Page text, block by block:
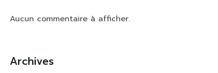
Aucun commentaire à afficher.
Archives